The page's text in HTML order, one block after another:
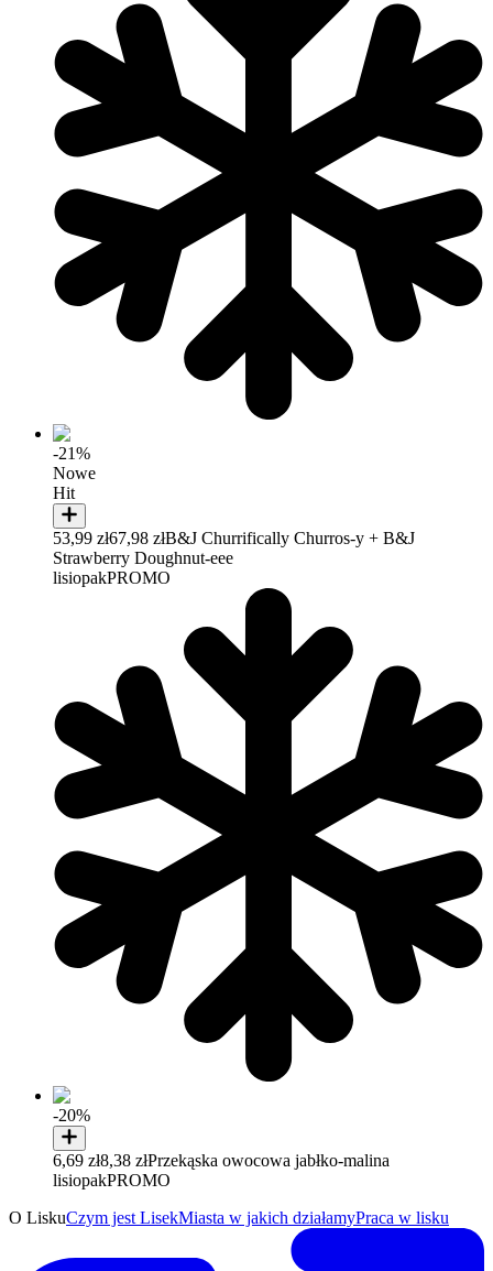
-21%
Nowe
Hit
53,99 zł67,98 złB&J Churrifically Churros-y + B&J
Strawberry Doughnut-eee
lisiopakPROMO
-20%
6,69 zł8,38 złPrzekąska owocowa jabłko-malina
lisiopakPROMO
O LiskuCzym jest LisekMiasta w jakich działamyPraca w lisku